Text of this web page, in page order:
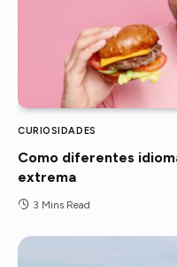
CURIOSIDADES
Como diferentes
extrema
3 Mins Read